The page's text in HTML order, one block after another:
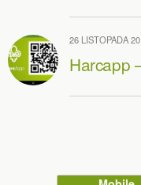
26 LISTOPADA
Harcapp